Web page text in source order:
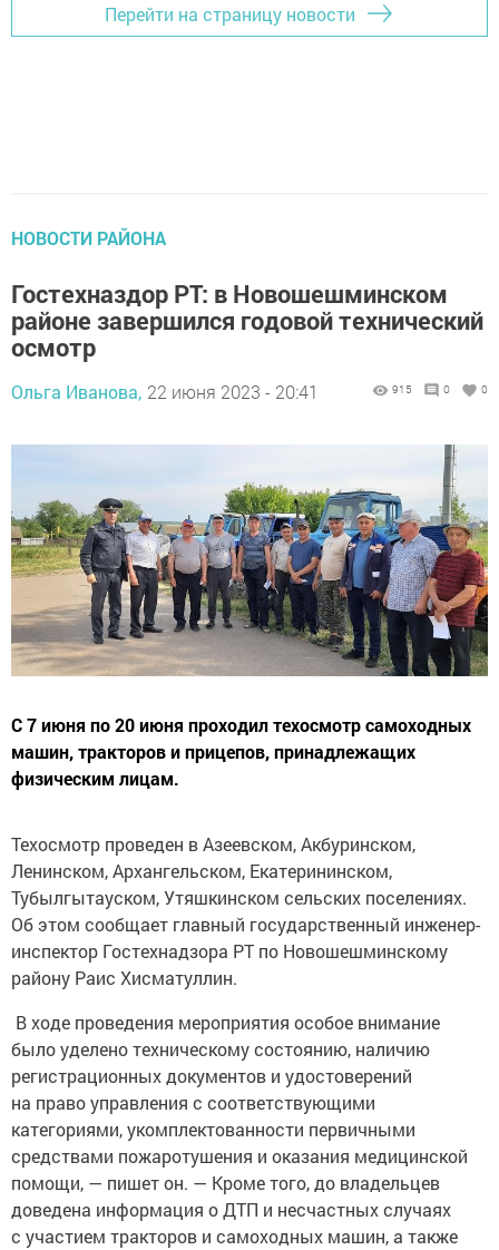
Перейти на страницу новости
НОВОСТИ РАЙОНА
Гостехназдор РТ: в Новошешминском
районе завершился годовой технический
осмотр
Ольга Иванова, 22 июня 2023 - 20:41 915 0 0
С 7 июня по 20 июня проходил техосмотр самоходных
машин, тракторов и прицепов, принадлежащих
физическим лицам.
Техосмотр проведен в Азеевском, Акбуринском,
Ленинском, Архангельском, Екатерининском,
Тубылгытауском, Утяшкинском сельских поселениях.
Об этом сообщает главный государственный инженер-
инспектор Гостехнадзора РТ по Новошешминскому
району Раис Хисматуллин.
В ходе проведения мероприятия особое внимание
было уделено техническому состоянию, наличию
регистрационных документов и удостоверений
на право управления с соответствующими
категориями, укомплектованности первичными
средствами пожаротушения и оказания медицинской
помощи, — пишет он. — Кроме того, до владельцев
доведена информация о ДТП и несчастных случаях
с участием тракторов и самоходных машин, а также